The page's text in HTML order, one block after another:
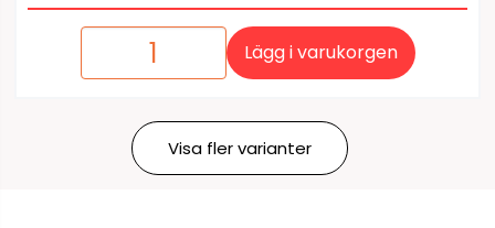
Lägg i varukorgen
Visa fler varianter